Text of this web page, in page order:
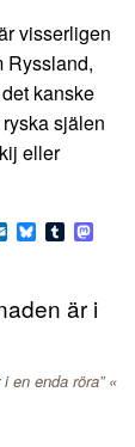
visserligen
Ryssland,
kanske
själen
eller
Outlook.com
BlueskyTumblr
är i
en enda röra” «